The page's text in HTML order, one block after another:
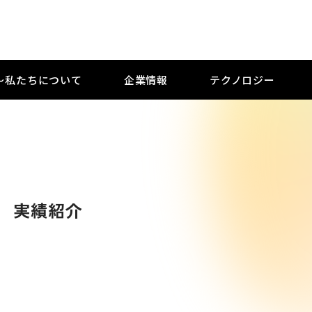
私たちについて 企業情報 テクノロジー
実績紹介